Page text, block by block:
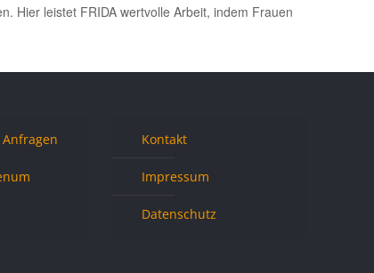
Hier leistet FRIDA wertvolle Arbeit, indem Frauen
Kontakt
Impressum
Datenschutz